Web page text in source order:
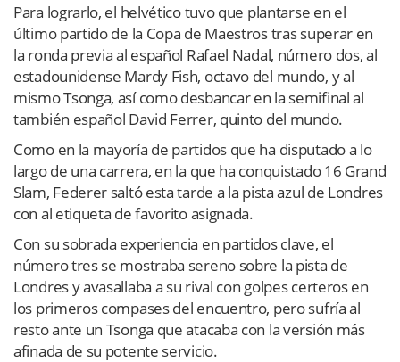
Para lograrlo, el helvético tuvo que plantarse en el
último partido de la Copa de Maestros tras superar en
la ronda previa al español Rafael Nadal, número dos, al
estadounidense Mardy Fish, octavo del mundo, y al
mismo Tsonga, así como desbancar en la semifinal al
también español David Ferrer, quinto del mundo.
Como en la mayoría de partidos que ha disputado a lo
largo de una carrera, en la que ha conquistado 16 Grand
Slam, Federer saltó esta tarde a la pista azul de Londres
con al etiqueta de favorito asignada.
Con su sobrada experiencia en partidos clave, el
número tres se mostraba sereno sobre la pista de
Londres y avasallaba a su rival con golpes certeros en
los primeros compases del encuentro, pero sufría al
resto ante un Tsonga que atacaba con la versión más
afinada de su potente servicio.